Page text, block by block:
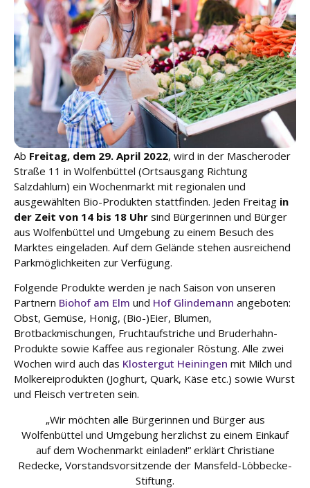
u
n
g
L
e
i
s
t
u
n
g
e
n
K
a
e
r
e
Fort
bildu
ng
nde
n
Ab Freitag, dem 29. April 2022, wird in der Mascheroder
Straße 11 in Wolfenbüttel (Ortsausgang Richtung
Salzdahlum) ein Wochenmarkt mit regionalen und
ausgewählten Bio-Produkten stattfinden. Jeden Freitag in
der Zeit von 14 bis 18 Uhr sind Bürgerinnen und Bürger
aus Wolfenbüttel und Umgebung zu einem Besuch des
Marktes eingeladen. Auf dem Gelände stehen ausreichend
Parkmöglichkeiten zur Verfügung.
Folgende Produkte werden je nach Saison von unseren
Partnern Biohof am Elm und Hof Glindemann angeboten:
Obst, Gemüse, Honig, (Bio-)Eier, Blumen,
Brotbackmischungen, Fruchtaufstriche und Bruderhahn-
Produkte sowie Kaffee aus regionaler Röstung. Alle zwei
Wochen wird auch das Klostergut Heiningen mit Milch und
Molkereiprodukten (Joghurt, Quark, Käse etc.) sowie Wurst
und Fleisch vertreten sein.
„Wir möchten alle Bürgerinnen und Bürger aus
Wolfenbüttel und Umgebung herzlichst zu einem Einkauf
auf dem Wochenmarkt einladen!“ erklärt Christiane
Redecke, Vorstandsvorsitzende der Mansfeld-Löbbecke-
Stiftung.